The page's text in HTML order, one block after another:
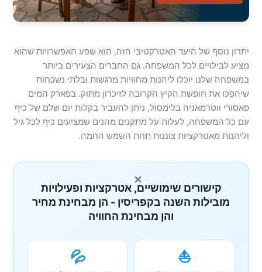
יתרון נוסף של היעד האטרקטיבי הזה, הוא שפע האפשרויות שהוא
מציע לבילויים לכל המשפחה. גם החברים הצעירים ביותר
במשפחה שלנו יוכלו ליהנות מחוויות מרגשות ובלתי נשכחות
שיהפכו את חופשת הקיץ הקרובה לזיכרון מתוק. בפארק המים
פאסורי ווטרמאניה בלימסול, ניתן להעביר בקלות יום שלם של כיף
עם כל המשפחה, לעלות על מתקנים מהנים שמציעים כיף לכל גיל
וליהנות מאטרקציות צוננות תחת השמש החמה.
×
קישורים שימושיים, אטרקציות ופעילויות
מובילות השנה בקפריסין - הן מבחינת מחיר
והן מבחינת החוויה
⛵
💦